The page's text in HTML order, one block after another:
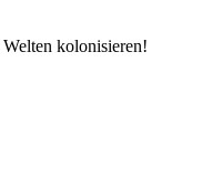
Welten kolonisieren!